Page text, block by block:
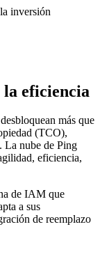
inversión
la eficiencia
más que
(TCO),
La nube de Ping
eficiencia,
de IAM que
a sus
de reemplazo